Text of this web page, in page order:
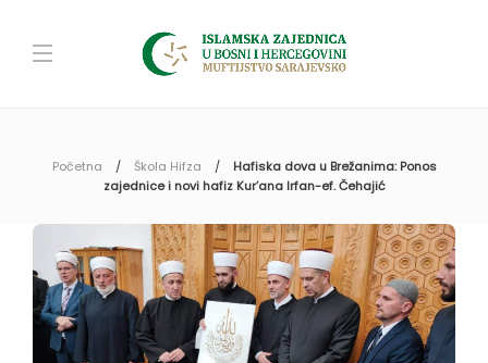
Početna Škola Hifza
Hafiska dova u Brežanima: Ponos
zajednice i novi hafiz Kur’ana Irfan-ef. Čehajić